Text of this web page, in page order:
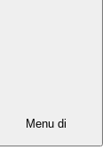
Menu di